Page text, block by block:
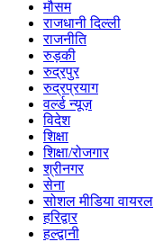
मौसम
राजधानी दिल्ली
राजनीति
रुड़की
रुद्रपुर
रुद्रप्रयाग
वर्ल्ड न्यूज़
विदेश
शिक्षा
शिक्षा/रोजगार
श्रीनगर
सेना
सोशल मीडिया वायरल
हरिद्वार
हल्द्वानी